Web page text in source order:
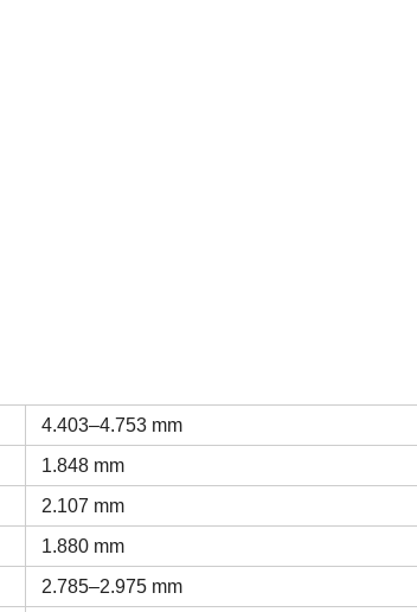
4.403–4.753 mm
1.848 mm
2.107 mm
1.880 mm
2.785–2.975 mm